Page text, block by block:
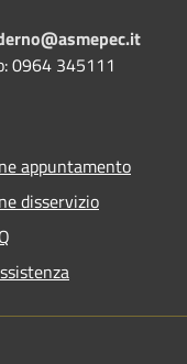
0964 345111
appuntamento
disservizio